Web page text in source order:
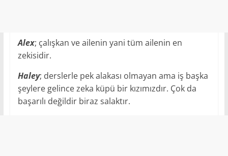
Alex; çalışkan ve ailenin yani tüm ailenin en
zekisidir.
Haley; derslerle pek alakası olmayan ama iş başka
şeylere gelince zeka küpü bir kızımızdır. Çok da
başarılı değildir biraz salaktır.